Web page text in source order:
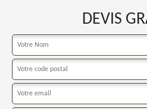
DEVIS